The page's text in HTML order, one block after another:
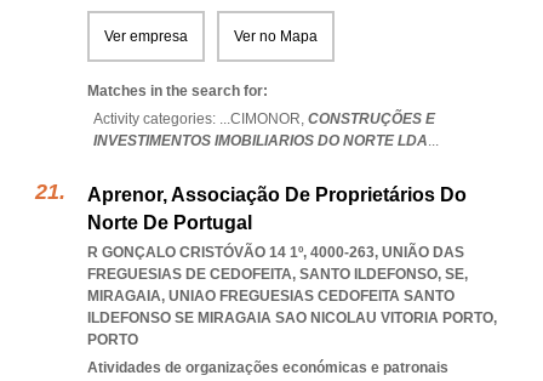
Ver empresa Ver no Mapa
Matches in the search for:
Activity categories: ...CIMONOR, CONSTRUÇÕES E
INVESTIMENTOS IMOBILIARIOS DO NORTE LDA...
Aprenor, Associação De Proprietários Do
Norte De Portugal
R GONÇALO CRISTÓVÃO 14 1º, 4000-263, UNIÃO DAS
FREGUESIAS DE CEDOFEITA, SANTO ILDEFONSO, SE,
MIRAGAIA, UNIAO FREGUESIAS CEDOFEITA SANTO
ILDEFONSO SE MIRAGAIA SAO NICOLAU VITORIA PORTO,
PORTO
Atividades de organizações económicas e patronais